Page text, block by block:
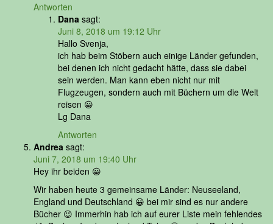
Antworten
Dana sagt:
Juni 8, 2018 um 19:12 Uhr
Hallo Svenja,
ich hab beim Stöbern auch einige Länder gefunden,
bei denen ich nicht gedacht hätte, dass sie dabei
sein werden. Man kann eben nicht nur mit
Flugzeugen, sondern auch mit Büchern um die Welt
reisen 😀
Lg Dana
Antworten
Andrea sagt:
Juni 7, 2018 um 19:40 Uhr
Hey ihr beiden 😀
Wir haben heute 3 gemeinsame Länder: Neuseeland,
England und Deutschland 😀 bei mir sind es nur andere
Bücher 😉 Immerhin hab ich auf eurer Liste mein fehlendes